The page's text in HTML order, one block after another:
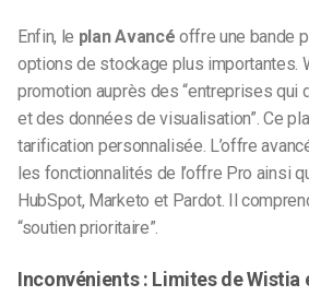
Enfin, le plan Avancé offre une bande
options de stockage plus importantes.
promotion auprès des “entreprises qui
et des données de visualisation”. Ce
tarification personnalisée. L’offre
les fonctionnalités de l’offre Pro ainsi
HubSpot, Marketo et Pardot. Il
“soutien prioritaire”.
Inconvénients : Limites de Wistia